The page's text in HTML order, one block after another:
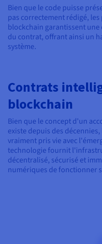
Bien que le code puisse
pas correctement rédigé,
blockchain garantissent
du contrat, offrant ainsi un
système.
Contrats
blockchain
Bien que le concept d'un
existe depuis des
vraiment pris vie avec
technologie fournit
décentralisé, sécurisé et
numériques de fonctionner